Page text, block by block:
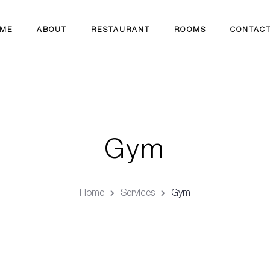
ABOUT RESTAURANT ROOMS CONTACT
Gym
Home Services Gym